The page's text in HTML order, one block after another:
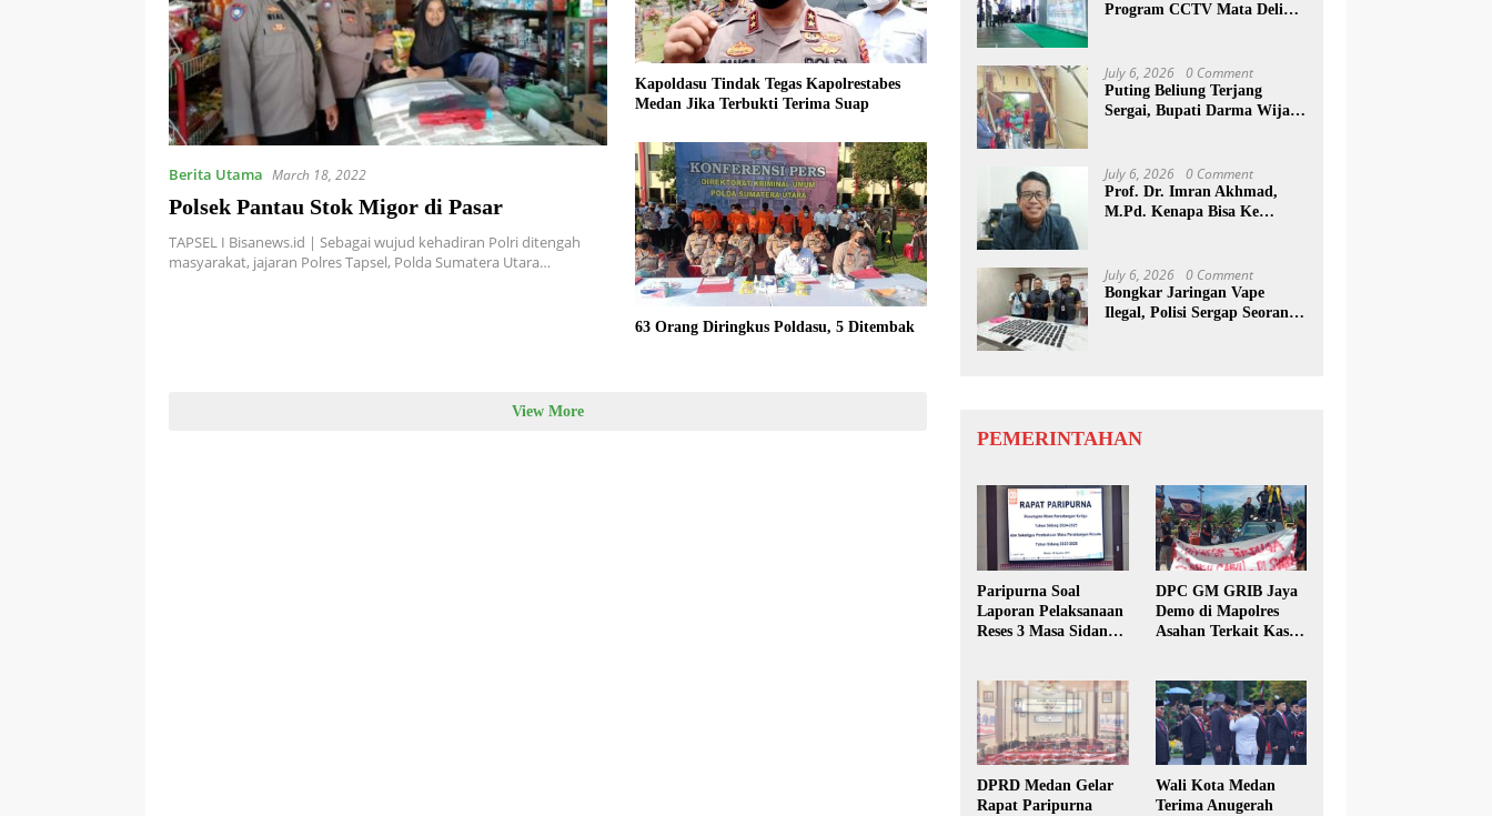
Berita Utama March 18, 2022
Polsek Pantau Stok Migor di Pasar
TAPSEL I Bisanews.id | Sebagai wujud kehadiran Polri ditengah
masyarakat, jajaran Polres Tapsel, Polda Sumatera Utara…
Kapoldasu Tindak Tegas Kapolrestabes
Medan Jika Terbukti Terima Suap
63 Orang Diringkus Poldasu, 5 Ditembak
View More
Program CCTV Mata Deli
July 6, 2026 0 Comment
Puting Beliung Terjang
Sergai, Bupati Darma Wijaya
July 6, 2026 0 Comment
Prof. Dr. Imran Akhmad,
M.Pd. Kenapa Bisa Ke
July 6, 2026 0 Comment
Bongkar Jaringan Vape
Ilegal, Polisi Sergap Seorang
PEMERINTAHAN
Paripurna Soal
Laporan Pelaksanaan
Reses 3 Masa Sidang
DPC GM GRIB Jaya
Demo di Mapolres
Asahan Terkait Kasus
DPRD Medan Gelar
Rapat Paripurna
Wali Kota Medan
Terima Anugerah